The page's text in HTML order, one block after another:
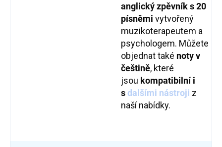
anglickýzpěvník s 20
písněmi vytvořený
muzikoterapeutem a
psychologem. Můžete
objednat také noty v
češtině, které
jsou kompatibilní i
sdalšími nástroji z
naší nabídky.